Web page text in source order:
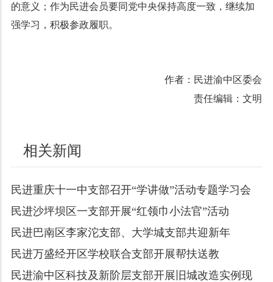
的意义；作为民进会员要同党中央保持高度一致，继续加
强学习，积极参政履职。
作者：民进渝中区委会
责任编辑：文明
相关新闻
民进重庆十一中支部召开“学讲做”活动专题学习会
民进沙坪坝区一支部开展“红领巾小法官”活动
民进巴南区李家沱支部、大学城支部共迎新年
民进万盛经开区学校联合支部开展帮扶送教
民进渝中区科技及新阶层支部开展旧城改造实例现